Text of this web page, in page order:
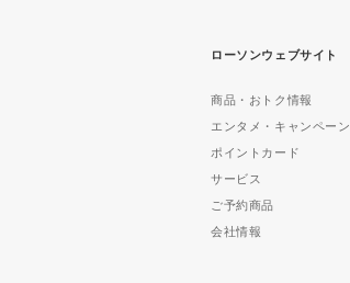
ローソンウェブサイト
商品・おトク情報
エンタメ・キャンペーン
ポイントカード
サービス
ご予約商品
会社情報